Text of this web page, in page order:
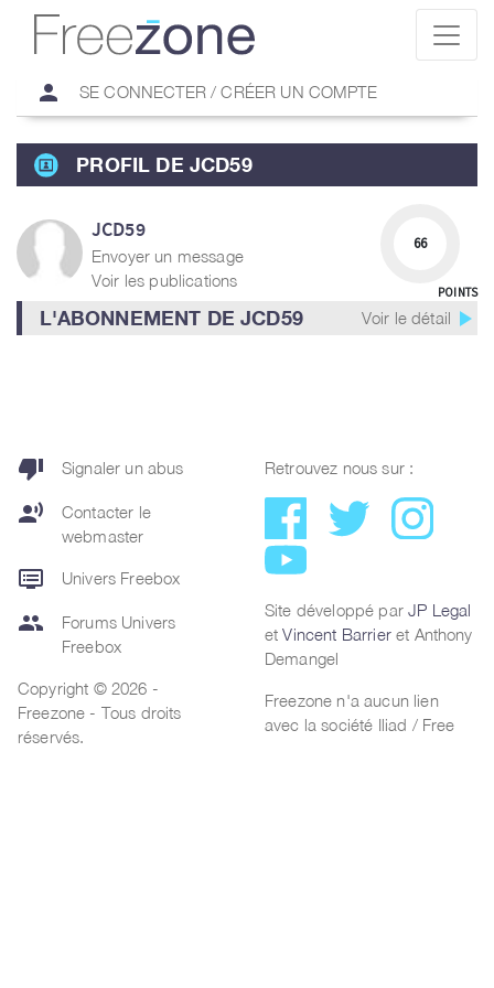
person SE CONNECTER / CRÉER UN COMPTE
PROFIL DE JCD59
JCD59
Envoyer un message
Voir les publications
66
POINTS
L'ABONNEMENT DE JCD59 Voir le détail play_arrow
thumb_down Signaler un abus
record_voice_over
Contacter le
webmaster
dvr Univers Freebox
group
Forums Univers
Freebox
Copyright © 2026 -
Freezone - Tous droits
réservés.
Retrouvez nous sur :
Site développé parJP Legal
etVincent Barrieret Anthony
Demangel
Freezone n'a aucun lien
avec la société Iliad / Free